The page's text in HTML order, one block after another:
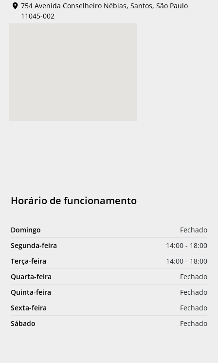
754 Avenida Conselheiro Nébias, Santos, São Paulo
11045-002
Horário de funcionamento
Domingo
Fechado
Segunda-feira
14:00 - 18:00
Terça-feira
14:00 - 18:00
Quarta-feira
Fechado
Quinta-feira
Fechado
Sexta-feira
Fechado
Sábado
Fechado